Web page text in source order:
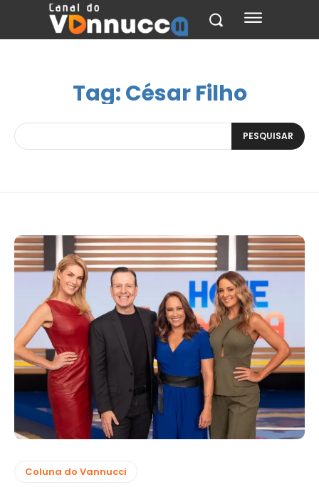
Tag:César Filho
PESQUISAR
Coluna do Vannucci